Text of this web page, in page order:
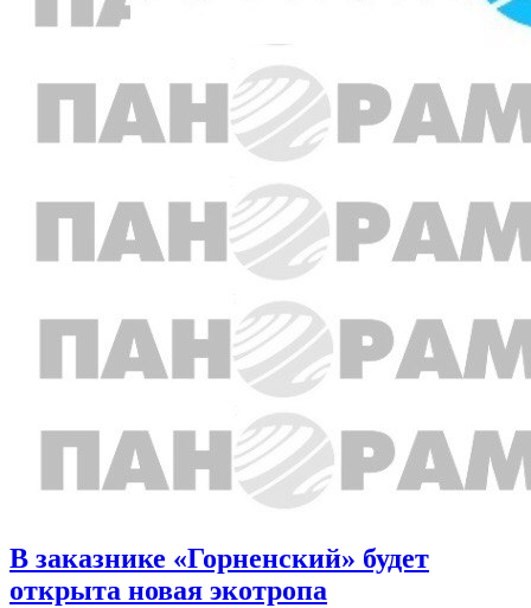
В заказнике «Горненский» будет
открыта новая экотропа